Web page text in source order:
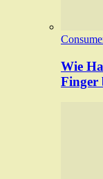
Wie
Finger